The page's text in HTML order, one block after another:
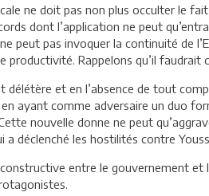
ne doit pas non plus occulter le
dont l’application ne peut
peut pas invoquer la continuité de
productivité. Rappelons qu’il
délétère et en l’absence de tout
ayant comme adversaire un duo
nouvelle donne ne peut
a déclenché les hostilités contre
entre le gouvernement et